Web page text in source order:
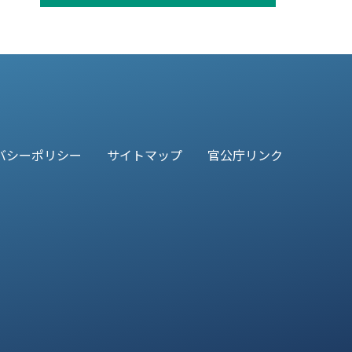
シーポリシー サイトマップ 官公庁リンク